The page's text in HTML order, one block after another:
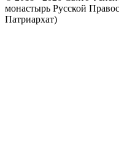
монастырь Русской
Патриархат)